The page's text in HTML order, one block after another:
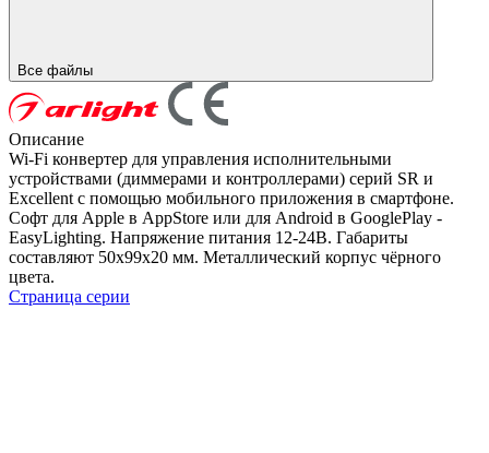
Все файлы
Описание
Wi-Fi конвертер для управления исполнительными
устройствами (диммерами и контроллерами) серий SR и
Excellent с помощью мобильного приложения в смартфоне.
Софт для Apple в AppStore или для Android в GooglePlay -
EasyLighting. Напряжение питания 12-24В. Габариты
составляют 50x99x20 мм. Металлический корпус чёрного
цвета.
Страница серии